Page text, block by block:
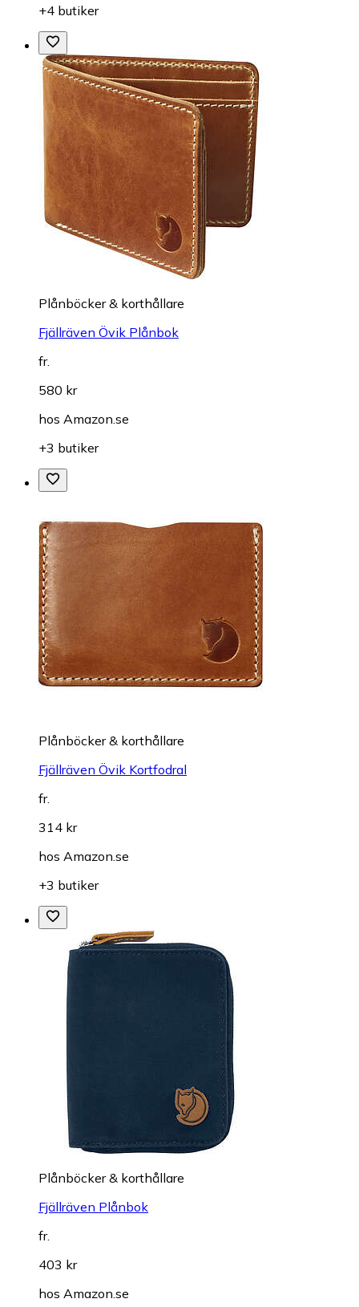
+4 butiker
Plånböcker & korthållare
Fjällräven Övik Plånbok
fr.
580 kr
hos Amazon.se
+3 butiker
Plånböcker & korthållare
Fjällräven Övik Kortfodral
fr.
314 kr
hos Amazon.se
+3 butiker
Plånböcker & korthållare
Fjällräven Plånbok
fr.
403 kr
hos Amazon.se